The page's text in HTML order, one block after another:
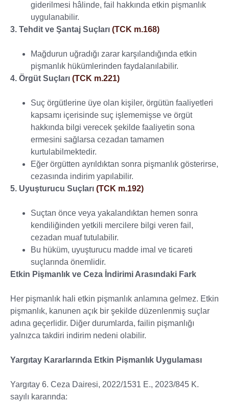
giderilmesi hâlinde, fail hakkında etkin pişmanlık
uygulanabilir.
3. Tehdit ve Şantaj Suçları (TCK m.168)
Mağdurun uğradığı zarar karşılandığında etkin
pişmanlık hükümlerinden faydalanılabilir.
4. Örgüt Suçları (TCK m.221)
Suç örgütlerine üye olan kişiler, örgütün faaliyetleri
kapsamı içerisinde suç işlememişse ve örgüt
hakkında bilgi verecek şekilde faaliyetin sona
ermesini sağlarsa cezadan tamamen
kurtulabilmektedir.
Eğer örgütten ayrıldıktan sonra pişmanlık gösterirse,
cezasında indirim yapılabilir.
5. Uyuşturucu Suçları (TCK m.192)
Suçtan önce veya yakalandıktan hemen sonra
kendiliğinden yetkili mercilere bilgi veren fail,
cezadan muaf tutulabilir.
Bu hüküm, uyuşturucu madde imal ve ticareti
suçlarında önemlidir.
Etkin Pişmanlık ve Ceza İndirimi Arasındaki Fark
Her pişmanlık hali etkin pişmanlık anlamına gelmez. Etkin
pişmanlık, kanunen açık bir şekilde düzenlenmiş suçlar
adına geçerlidir. Diğer durumlarda, failin pişmanlığı
yalnızca takdiri indirim nedeni olabilir.
Yargıtay Kararlarında Etkin Pişmanlık Uygulaması
Yargıtay 6. Ceza Dairesi, 2022/1531 E., 2023/845 K.
sayılı kararında: